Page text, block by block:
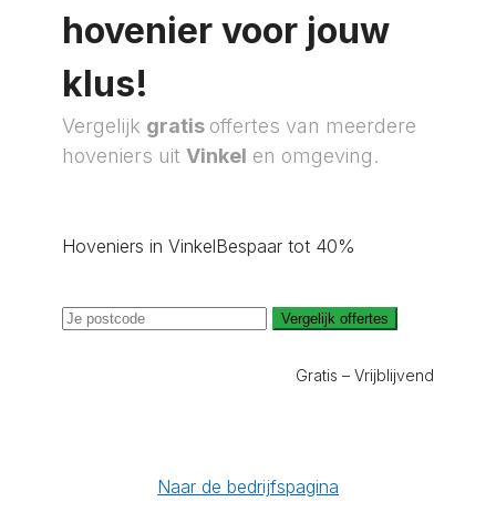
hovenier voor jouw
klus!
Vergelijk gratis offertes van meerdere
hoveniers uit Vinkel en omgeving.
Hoveniers in VinkelBespaar tot 40%
Vergelijk offertes
Gratis – Vrijblijvend
Naar de bedrijfspagina